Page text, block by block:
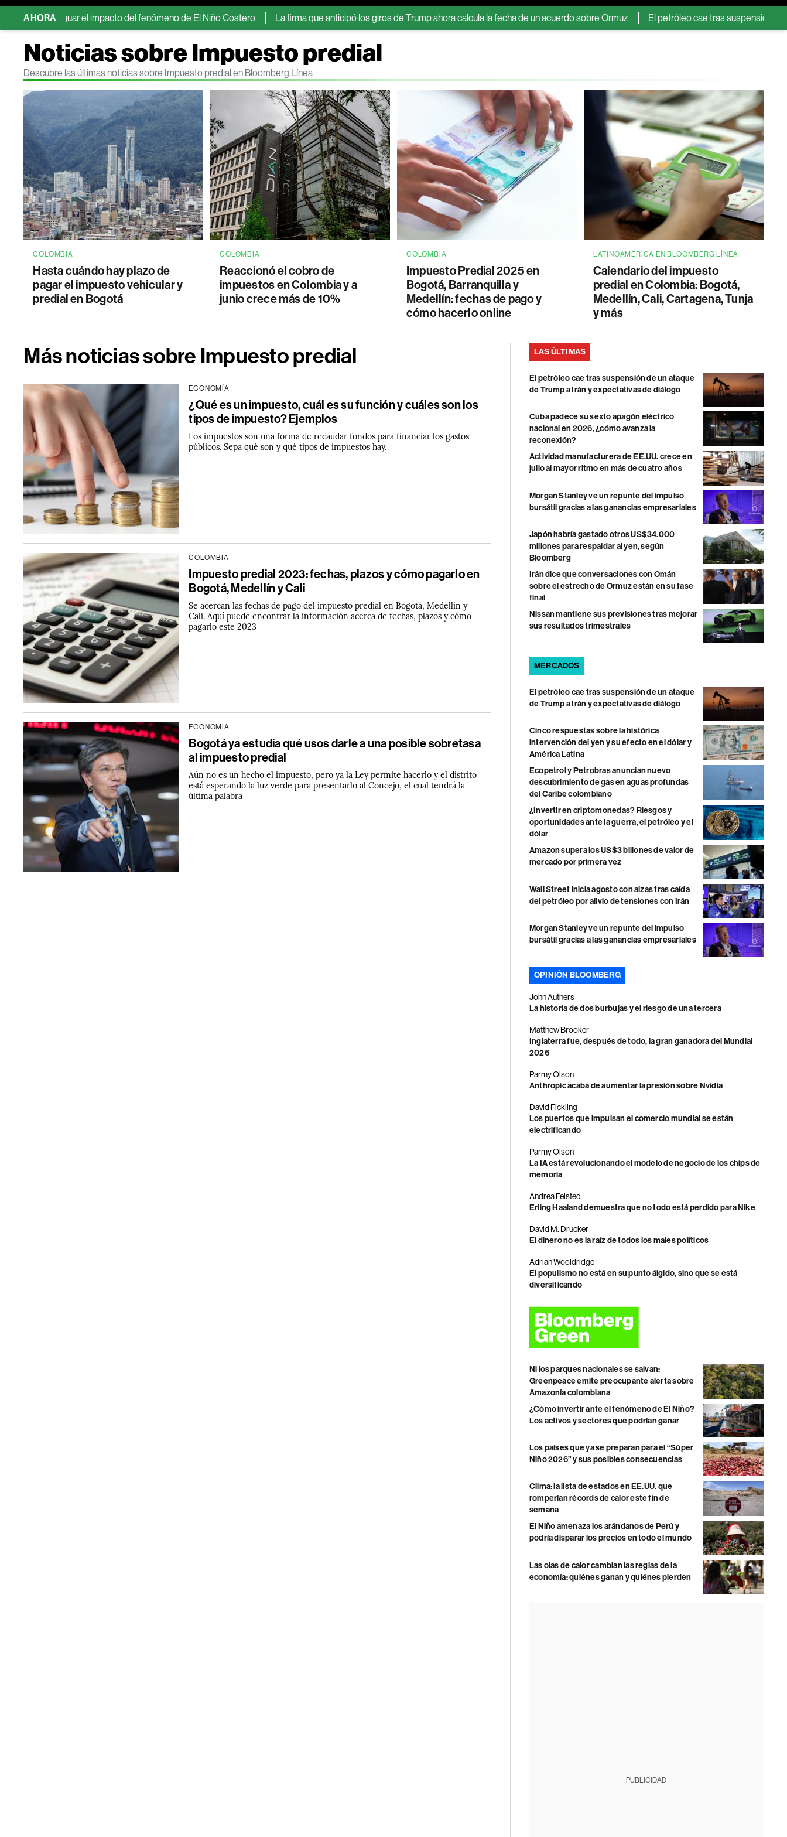
AHORAel impacto del fenómeno de El Niño Costero La firma que anticipó los giros de Trump ahora calcula la fecha de un acuerdo sobre Ormuz El petróleo cae tras suspensión de un ataque
Noticias sobre Impuesto predial
Descubre las últimas noticias sobre Impuesto predial en Bloomberg Línea
COLOMBIA
Hasta cuándo hay plazo de
pagar el impuesto vehicular y
predial en Bogotá
COLOMBIA
Reaccionó el cobro de
impuestos en Colombia y a
junio crece más de 10%
COLOMBIA
Impuesto Predial 2025 en
Bogotá, Barranquilla y
Medellín: fechas de pago y
cómo hacerlo online
LATINOAMÉRICA EN BLOOMBERG LÍNEA
Calendario del impuesto
predial en Colombia: Bogotá,
Medellín, Cali, Cartagena, Tunja
y más
Más noticias sobre Impuesto predial
ECONOMÍA
¿Qué es un impuesto, cuál es su función y cuáles son los
tipos de impuesto? Ejemplos
Los impuestos son una forma de recaudar fondos para financiar los gastos
públicos. Sepa qué son y qué tipos de impuestos hay.
COLOMBIA
Impuesto predial 2023: fechas, plazos y cómo pagarlo en
Bogotá, Medellín y Cali
Se acercan las fechas de pago del impuesto predial en Bogotá, Medellín y
Cali. Aquí puede encontrar la información acerca de fechas, plazos y cómo
pagarlo este 2023
ECONOMÍA
Bogotá ya estudia qué usos darle a una posible sobretasa
al impuesto predial
Aún no es un hecho el impuesto, pero ya la Ley permite hacerlo y el distrito
está esperando la luz verde para presentarlo al Concejo, el cual tendrá la
última palabra
LAS ÚLTIMAS
El petróleo cae tras suspensión de un ataque
de Trump a Irán y expectativas de diálogo
Cuba padece su sexto apagón eléctrico
nacional en 2026, ¿cómo avanza la
reconexión?
Actividad manufacturera de EE.UU. crece en
julio al mayor ritmo en más de cuatro años
Morgan Stanley ve un repunte del impulso
bursátil gracias a las ganancias empresariales
Japón habría gastado otros US$34.000
millones para respaldar al yen, según
Bloomberg
Irán dice que conversaciones con Omán
sobre el estrecho de Ormuz están en su fase
final
Nissan mantiene sus previsiones tras mejorar
sus resultados trimestrales
MERCADOS
El petróleo cae tras suspensión de un ataque
de Trump a Irán y expectativas de diálogo
Cinco respuestas sobre la histórica
intervención del yen y su efecto en el dólar y
América Latina
Ecopetrol y Petrobras anuncian nuevo
descubrimiento de gas en aguas profundas
del Caribe colombiano
¿Invertir en criptomonedas? Riesgos y
oportunidades ante la guerra, el petróleo y el
dólar
Amazon supera los US$3 billones de valor de
mercado por primera vez
Wall Street inicia agosto con alzas tras caída
del petróleo por alivio de tensiones con Irán
Morgan Stanley ve un repunte del impulso
bursátil gracias a las ganancias empresariales
OPINIÓN BLOOMBERG
John Authers
La historia de dos burbujas y el riesgo de una tercera
Matthew Brooker
Inglaterra fue, después de todo, la gran ganadora del Mundial
2026
Parmy Olson
Anthropic acaba de aumentar la presión sobre Nvidia
David Fickling
Los puertos que impulsan el comercio mundial se están
electrificando
Parmy Olson
La IA está revolucionando el modelo de negocio de los chips de
memoria
Andrea Felsted
Erling Haaland demuestra que no todo está perdido para Nike
David M. Drucker
El dinero no es la raíz de todos los males políticos
Adrian Wooldridge
El populismo no está en su punto álgido, sino que se está
diversificando
Ni los parques nacionales se salvan:
Greenpeace emite preocupante alerta sobre
Amazonía colombiana
¿Cómo invertir ante el fenómeno de El Niño?
Los activos y sectores que podrían ganar
Los países que ya se preparan para el “Súper
Niño 2026” y sus posibles consecuencias
Clima: la lista de estados en EE.UU. que
romperían récords de calor este fin de
semana
El Niño amenaza los arándanos de Perú y
podría disparar los precios en todo el mundo
Las olas de calor cambian las reglas de la
economía: quiénes ganan y quiénes pierden
PUBLICIDAD